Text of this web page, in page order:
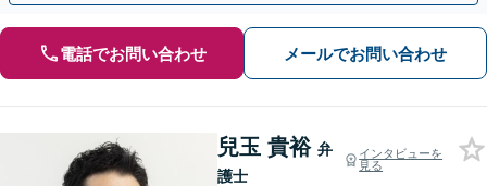
電話でお問い合わせ メールでお問い合わせ
兒玉 貴裕 弁
護士
インタビューを
見る